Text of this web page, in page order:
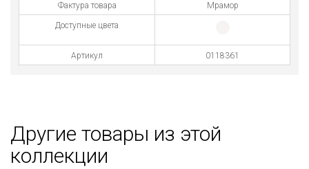
Фактура товара Мрамор
Доступные цвета
Артикул 0118361
Другие товары из этой
коллекции